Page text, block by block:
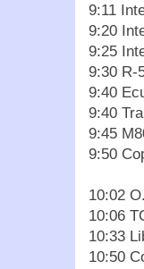
9:11
9:20
9:25
9:30 R-
9:40
9:40
9:45
9:50
10:02
10:06
10:33
10:50